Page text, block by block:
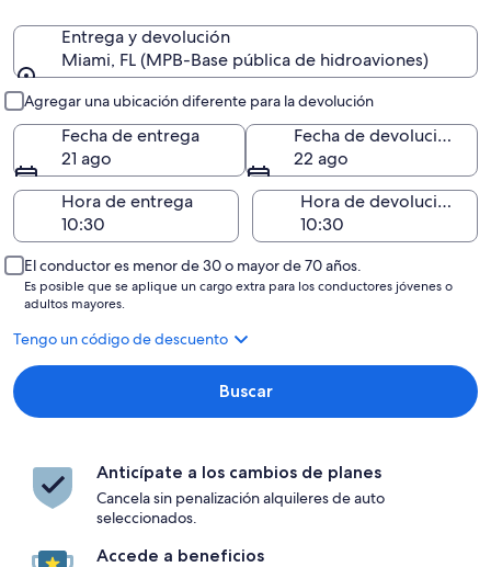
Entrega y devolución
Miami, FL (MPB-Base pública de hidroaviones)
Agregar una ubicación diferente para la devolución
Fecha de entrega
21 ago
Fecha de devolución
22 ago
Hora de entrega
Hora de devolución
El conductor es menor de 30 o mayor de 70 años.
Es posible que se aplique un cargo extra para los conductores jóvenes o
adultos mayores.
Tengo un código de descuento
Buscar
Anticípate a los cambios de planes
Cancela sin penalización alquileres de auto
seleccionados.
Accede a beneficios